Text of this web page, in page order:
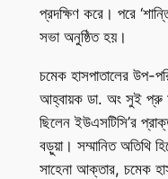
প্রদক্ষিণ করে। পরে
সভা অনুষ্ঠিত হয়।
চমেক হাসপাতালের উপ-
আহ্বায়ক ডা. অং সুই প্রু
ছিলেন ইউএসটিসি’র
বড়ুয়া। সম্মানিত অতিথি
সাহেনা আক্তার, চমেক